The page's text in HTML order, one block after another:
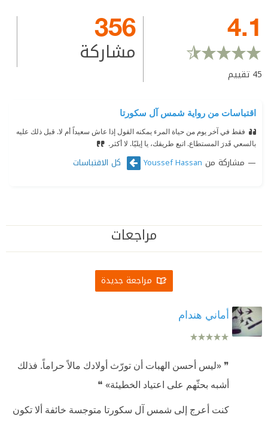
4.1
45 تقييم
356
مشاركة
اقتباسات من رواية شمس آل سكورتا
فقط في آخر يوم من حياة المرء يمكنه القول إذا عاش سعيداً أم لا. قبل ذلك عليه
بالسعي قَدرَ المستطاع. اتبع طريقك، يا إيليّا. لا أكثر.
مشاركة من Youssef Hassan كل الاقتباسات
مراجعات
مراجعة جديدة
أماني هندام
❞ «ليس أحسن الهبات أن تورّث أولادك مالاً حراماً. فذلك
أشبه بحثّهم على اعتياد الخطيئة» ❝
كنت أعرج إلى شمس آل سكورتا متوجسة خائفة ألا تكون